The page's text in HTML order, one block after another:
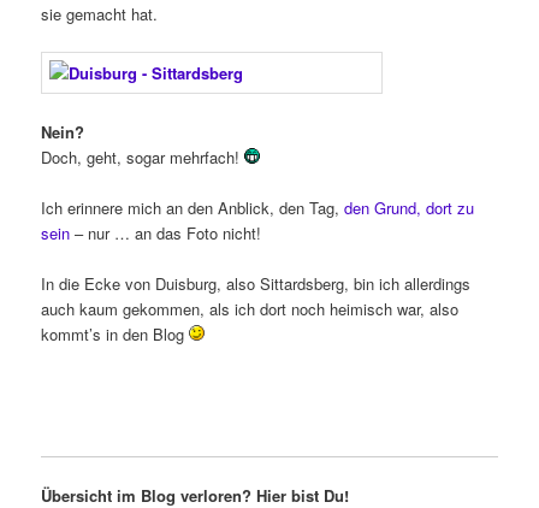
sie gemacht hat.
Nein?
Doch, geht, sogar mehrfach!
Ich erinnere mich an den Anblick, den Tag,den Grund, dort zu
sein – nur … an das Foto nicht!
In die Ecke von Duisburg, also Sittardsberg, bin ich allerdings
auch kaum gekommen, als ich dort noch heimisch war, also
kommt’s in den Blog
Übersicht im Blog verloren? Hier bist Du!